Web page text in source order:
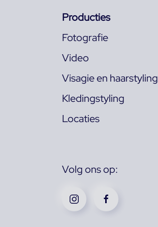
Producties
Fotografie
Video
Visagie en haarstyling
Kledingstyling
Locaties
Volg ons op: